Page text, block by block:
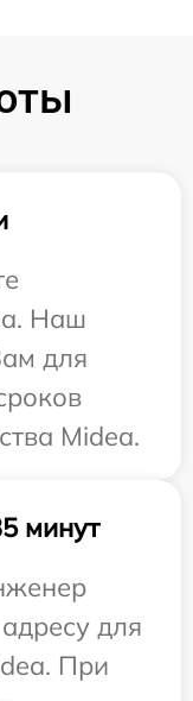
Наш
для
Midea.
минут
для
При